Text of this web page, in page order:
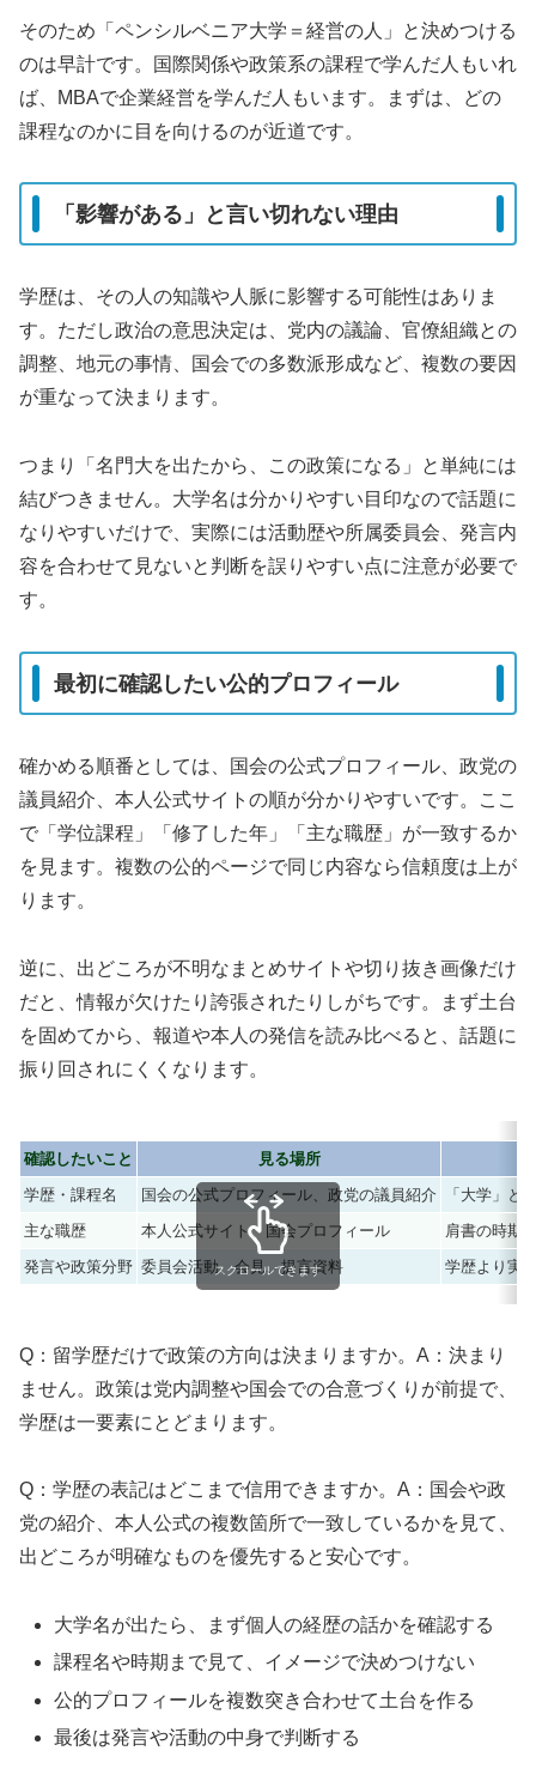
そのため「ペンシルベニア大学＝経営の人」と決めつける
のは早計です。国際関係や政策系の課程で学んだ人もいれ
ば、MBAで企業経営を学んだ人もいます。まずは、どの
課程なのかに目を向けるのが近道です。
「影響がある」と言い切れない理由
学歴は、その人の知識や人脈に影響する可能性はありま
す。ただし政治の意思決定は、党内の議論、官僚組織との
調整、地元の事情、国会での多数派形成など、複数の要因
が重なって決まります。
つまり「名門大を出たから、この政策になる」と単純には
結びつきません。大学名は分かりやすい目印なので話題に
なりやすいだけで、実際には活動歴や所属委員会、発言内
容を合わせて見ないと判断を誤りやすい点に注意が必要で
す。
最初に確認したい公的プロフィール
確かめる順番としては、国会の公式プロフィール、政党の
議員紹介、本人公式サイトの順が分かりやすいです。ここ
で「学位課程」「修了した年」「主な職歴」が一致するか
を見ます。複数の公的ページで同じ内容なら信頼度は上が
ります。
逆に、出どころが不明なまとめサイトや切り抜き画像だけ
だと、情報が欠けたり誇張されたりしがちです。まず土台
を固めてから、報道や本人の発信を読み比べると、話題に
振り回されにくくなります。
確認したいこと
見る場所
学歴・課程名
国会の公式プロフィール、政党の議員紹介
「大学」と
主な職歴
本人公式サイト、国会プロフィール
肩書の時期
発言や政策分野 委員会活動、会見、提言資料 学歴より実
スクロールできます
Q：留学歴だけで政策の方向は決まりますか。A：決まり
ません。政策は党内調整や国会での合意づくりが前提で、
学歴は一要素にとどまります。
Q：学歴の表記はどこまで信用できますか。A：国会や政
党の紹介、本人公式の複数箇所で一致しているかを見て、
出どころが明確なものを優先すると安心です。
大学名が出たら、まず個人の経歴の話かを確認する
課程名や時期まで見て、イメージで決めつけない
公的プロフィールを複数突き合わせて土台を作る
最後は発言や活動の中身で判断する